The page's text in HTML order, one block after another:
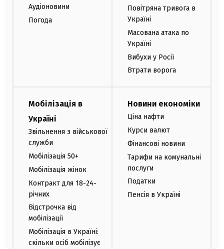
Аудіоновини
Погода
Повітряна тривога в
Україні
Масована атака по
Україні
Вибухи у Росії
Втрати ворога
Мобілізація в
Україні
Звільнення з військової
служби
Мобілізація 50+
Мобілізація жінок
Контракт для 18-24-
річних
Відстрочка від
мобілізації
Мобілізація в Україні:
скільки осіб мобілізує
Новини економіки
Ціна нафти
Курси валют
Фінансові новини
Тарифи на комунальні
послуги
Податки
Пенсія в Україні